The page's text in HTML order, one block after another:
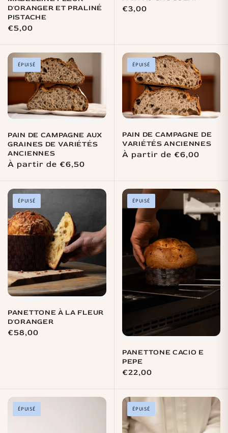
D'ORANGER ET PRALINÉ
PISTACHE
Prix
€5,00
Prix
€3,00
ÉPUISÉ
PAIN DE CAMPAGNE AUX
GRAINES DE VARIÉTÉS
ANCIENNES
Prix
À partir de €6,50
ÉPUISÉ
PAIN DE CAMPAGNE DE
VARIÉTÉS ANCIENNES
Prix
À partir de €6,00
ÉPUISÉ
PANETTONE À LA FLEUR
D'ORANGER
Prix
€58,00
ÉPUISÉ
PANETTONE CACIO E
PEPE
Prix
€22,00
ÉPUISÉ ÉPUISÉ